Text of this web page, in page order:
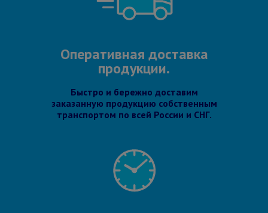
Оперативная доставка
продукции.
Быстро и бережно доставим
заказанную продукцию собственным
транспортом по всей России и СНГ.